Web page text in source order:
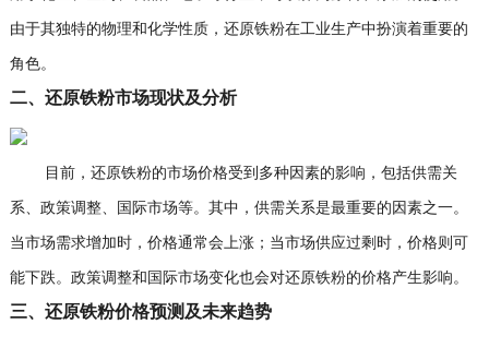
由于其独特的物理和化学性质，还原铁粉在工业生产中扮演着重要的
角色。
二、还原铁粉市场现状及分析
目前，还原铁粉的市场价格受到多种因素的影响，包括供需关
系、政策调整、国际市场等。其中，供需关系是最重要的因素之一。
当市场需求增加时，价格通常会上涨；当市场供应过剩时，价格则可
能下跌。政策调整和国际市场变化也会对还原铁粉的价格产生影响。
三、还原铁粉价格预测及未来趋势